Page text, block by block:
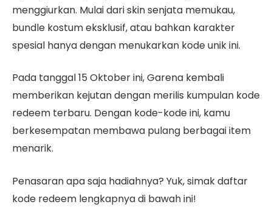
menggiurkan. Mulai dari skin senjata memukau,
bundle kostum eksklusif, atau bahkan karakter
spesial hanya dengan menukarkan kode unik ini.
Pada tanggal 15 Oktober ini, Garena kembali
memberikan kejutan dengan merilis kumpulan kode
redeem terbaru. Dengan kode-kode ini, kamu
berkesempatan membawa pulang berbagai item
menarik.
Penasaran apa saja hadiahnya? Yuk, simak daftar
kode redeem lengkapnya di bawah ini!